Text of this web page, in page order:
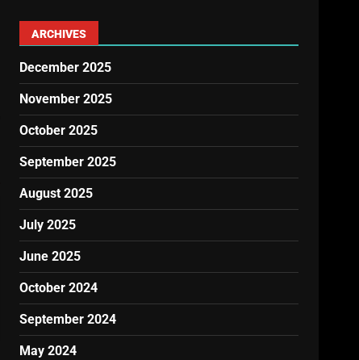
ARCHIVES
December 2025
November 2025
October 2025
September 2025
August 2025
July 2025
June 2025
October 2024
September 2024
May 2024